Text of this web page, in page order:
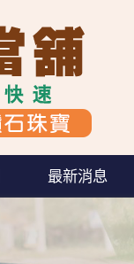
最新消息